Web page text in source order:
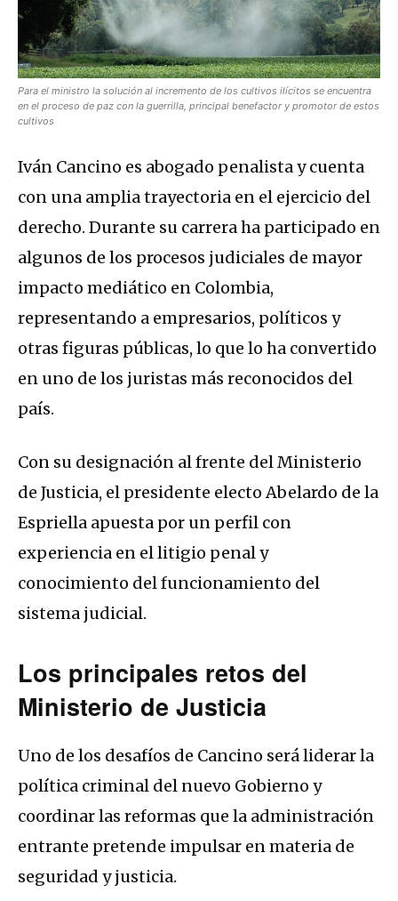
Para el ministro la solución al incremento de los cultivos ilícitos se encuentra
en el proceso de paz con la guerrilla, principal benefactor y promotor de estos
cultivos
Iván Cancino es abogado penalista y cuenta
con una amplia trayectoria en el ejercicio del
derecho. Durante su carrera ha participado en
algunos de los procesos judiciales de mayor
impacto mediático en Colombia,
representando a empresarios, políticos y
otras figuras públicas, lo que lo ha convertido
en uno de los juristas más reconocidos del
país.
Con su designación al frente del Ministerio
de Justicia, el presidente electo Abelardo de la
Espriella apuesta por un perfil con
experiencia en el litigio penal y
conocimiento del funcionamiento del
sistema judicial.
Los principales retos del
Ministerio de Justicia
Uno de los desafíos de Cancino será liderar la
política criminal del nuevo Gobierno y
coordinar las reformas que la administración
entrante pretende impulsar en materia de
seguridad y justicia.